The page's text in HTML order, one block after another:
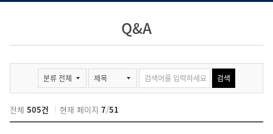
Q&A
묻고답하기 게시판 검색 검색
전체 505건 현재 페이지7/51